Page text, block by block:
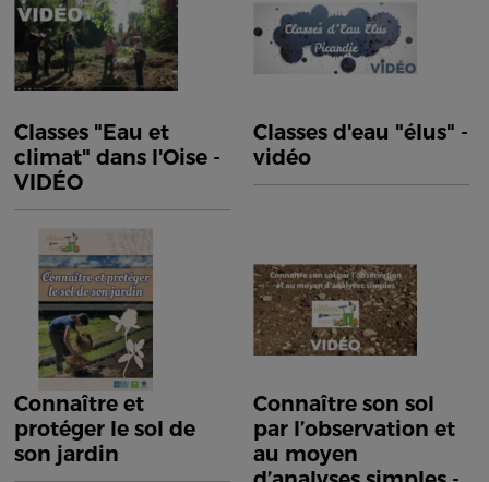
Classes "Eau et
climat" dans l'Oise -
VIDÉO
Classes d'eau "élus" -
vidéo
Connaître et
protéger le sol de
son jardin
Connaître son sol
par l’observation et
au moyen